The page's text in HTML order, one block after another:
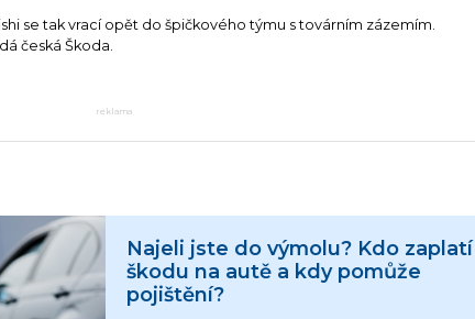
se tak vrací opět do špičkového týmu s továrním zázemím.
česká Škoda.
reklama
Najeli jste do výmolu? Kdo zaplatí
škodu na autě a kdy pomůže
pojištění?